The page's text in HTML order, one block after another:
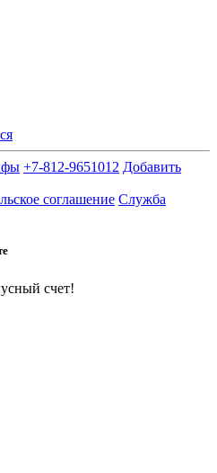
+7-812-9651012 Добавить
соглашение Служба
счет!